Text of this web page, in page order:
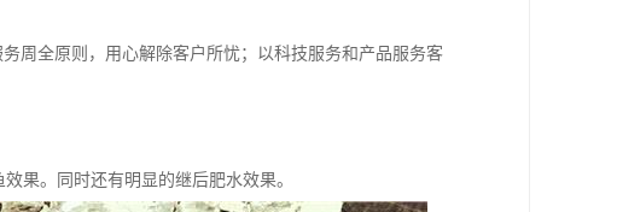
周全原则，用心解除客户所忧；以科技服务和产品服务客
果。同时还有明显的继后肥水效果。